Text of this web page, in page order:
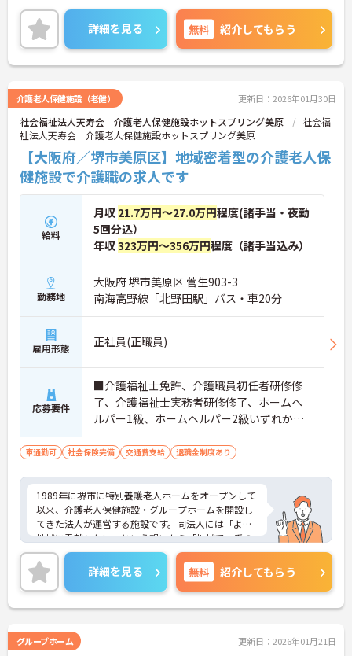
る環境です。ご興味のある方には、面接対策ポイン
トなど、さらに詳細をお話しいたしますのでお気軽
にご相談ください！
詳細を見る 無料 紹介してもらう
介護老人保健施設（老健） 更新日：2026年01月30日
社会福祉法人天寿会 介護老人保健施設ホットスプリング美原
社会福
祉法人天寿会 介護老人保健施設ホットスプリング美原
【大阪府／堺市美原区】地域密着型の介護老人保
健施設で介護職の求人です
給料
月収 21.7万円～27.0万円程度(諸手当・夜勤
5回分込）
年収323万円～356万円程度（諸手当込み）
勤務地
大阪府 堺市美原区 菅生903-3
南海高野線「北野田駅」バス・車20分
雇用形態 正社員(正職員)
応募要件
■介護福祉士免許、介護職員初任者研修修
了、介護福祉士実務者研修修了、ホームヘ
ルパー1級、ホームヘルパー2級いずれかの
資格をお持ちの方。※未経験でも相談可。
車通勤可 社会保険完備 交通費支給 退職金制度あり
1989年に堺市に特別養護老人ホームをオープンして
以来、介護老人保健施設・グループホームを開設し
てきた法人が運営する施設です。同法人には「より
地域に貢献したい」という想いから「地域で一番の
福祉法人になる」という夢があります。今後の事業
展開もあり、組織として成長中です。日本でまだ数
少ない音楽療法士による「音楽療法」を取り入れて
いるのも特徴です。ご興味をお持ちの方は是非マイ
ナビまでお問い合わせください！
詳細を見る 無料 紹介してもらう
グループホーム 更新日：2026年01月21日